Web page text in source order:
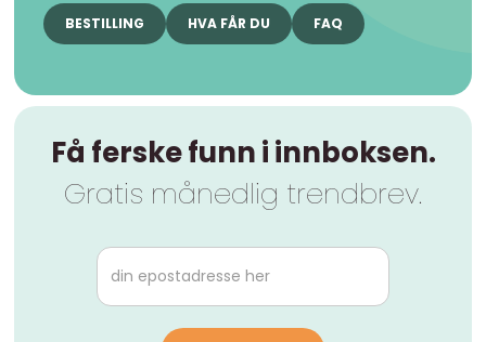
BESTILLING HVA FÅR DU FAQ
Få ferske funn i innboksen.
Gratis månedlig trendbrev.